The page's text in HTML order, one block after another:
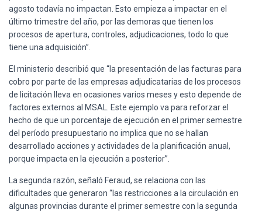
agosto todavía no impactan. Esto empieza a impactar en el
último trimestre del año, por las demoras que tienen los
procesos de apertura, controles, adjudicaciones, todo lo que
tiene una adquisición”.
El ministerio describió que “la presentación de las facturas para
cobro por parte de las empresas adjudicatarias de los procesos
de licitación lleva en ocasiones varios meses y esto depende de
factores externos al MSAL. Este ejemplo va para reforzar el
hecho de que un porcentaje de ejecución en el primer semestre
del período presupuestario no implica que no se hallan
desarrollado acciones y actividades de la planificación anual,
porque impacta en la ejecución a posterior”.
La segunda razón, señaló Feraud, se relaciona con las
dificultades que generaron “las restricciones a la circulación en
algunas provincias durante el primer semestre con la segunda